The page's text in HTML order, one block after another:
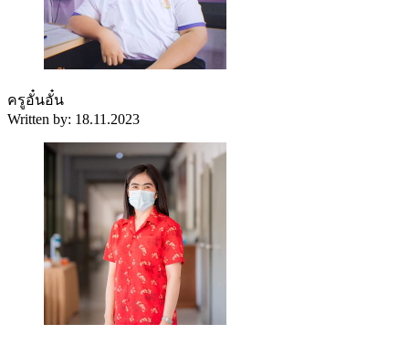
ครูอั๋นอั๋น
Written by: 18.11.2023